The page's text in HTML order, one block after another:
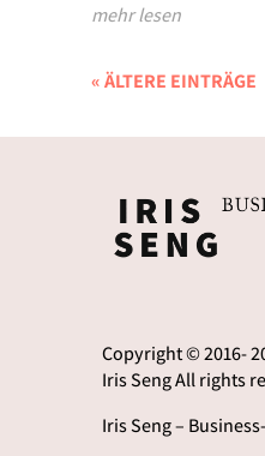
mehr lesen
« ÄLTERE EINTRÄGE
Copyright © 2016-
Iris Seng All rights
Iris Seng –